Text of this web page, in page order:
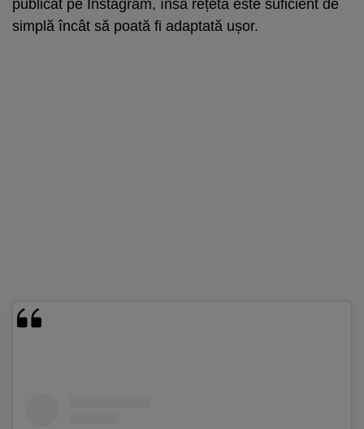
publicat pe Instagram, însă rețeta este suficient de
simplă încât să poată fi adaptată ușor.